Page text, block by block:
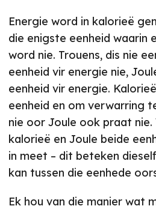
Energie word in kalorieë
die enigste eenheid waarin
word nie. Trouens, dis nie
eenheid vir energie nie,
eenheid vir energie.
eenheid en om verwarring
nie oor Joule ook praat
kalorieë en Joule beide
in meet – dit beteken
kan tussen die eenhede
Ek hou van die manier wat